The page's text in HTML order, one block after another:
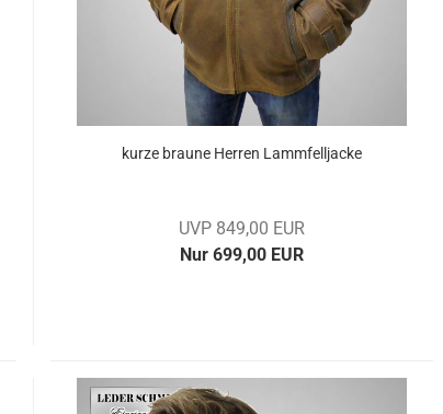
kurze brau­ne Her­ren Lamm­fell­ja­cke
UVP 849,00 EUR
Nur 699,00 EUR